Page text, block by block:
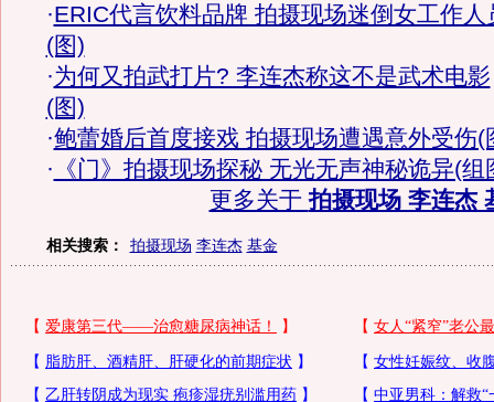
·ERIC代言饮料品牌 拍摄现场迷倒女工作人
(图)
·为何又拍武打片? 李连杰称这不是武术电影
(图)
·鲍蕾婚后首度接戏 拍摄现场遭遇意外受伤(
· 《门》拍摄现场探秘 无光无声神秘诡异(组
更多关于拍摄现场 李连杰
相关搜索： 拍摄现场 李连杰 基金